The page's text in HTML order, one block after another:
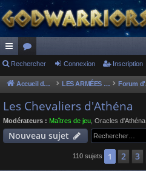
ac
co
ur
ci
or
u
m
s
Rechercher Connexion Inscription
Accueil du forum LES ARMÉES DIVINES - FORUMS DE CLAN
Les Chevaliers d'Athéna
Modérateurs : Maîtres de jeu Oracles d'Athéna
Nouveau sujet
110 sujets 1 2 3